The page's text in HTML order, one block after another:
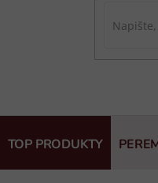
TOP PRODUKTY